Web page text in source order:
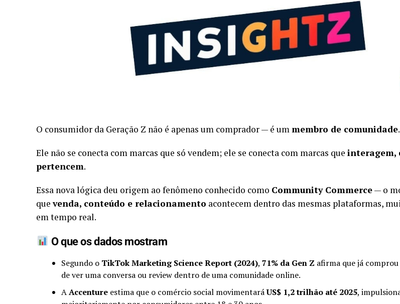
O consumidor da Geração Z não é apenas um comprador — é ummembro de comunidade.
Ele não se conecta com marcas que só vendem; ele se conecta com marcas que interagem,
pertencem.
Essa nova lógica deu origem ao fenômeno conhecido como Community Commerce— o
quevenda, conteúdo e relacionamento acontecem dentro das mesmas plataformas,
em tempo real.
O que os dados mostram
Segundo o TikTok Marketing Science Report (2024), 71% da Gen Z afirma que já
de ver uma conversa ou review dentro de uma comunidade online.
AAccenture estima que o comércio social movimentaráUS$ 1,2 trilhão até 2025,